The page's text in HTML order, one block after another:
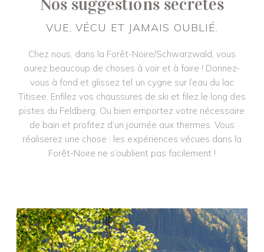
Nos suggestions secrètes
VUE, VÉCU ET JAMAIS OUBLIÉ.
Chez nous, dans la Forêt-Noire/Schwarzwald, vous
aurez beaucoup de choses à voir et à faire ! Donnez-
vous à fond et glissez tel un cygne sur l’eau du lac
Titisee. Enfilez vos chaussures de ski et filez le long des
pistes du Feldberg. Ou bien emportez votre nécessaire
de bain et profitez d’un journée aux thermes. Vous
réaliserez une chose : les expériences vécues dans la
Forêt-Noire ne s’oublient pas facilement !